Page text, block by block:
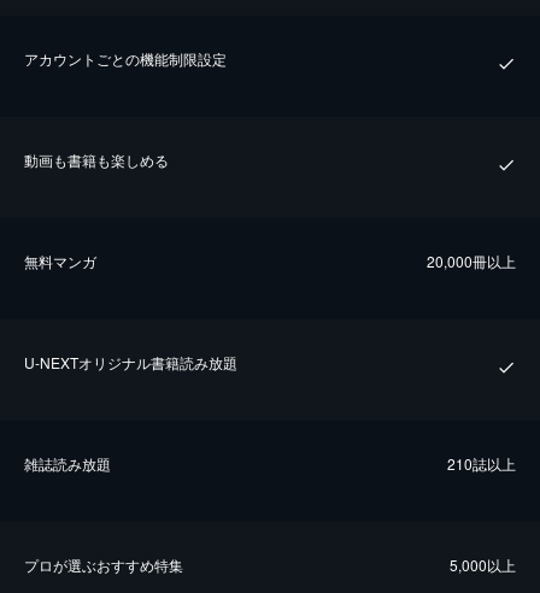
アカウントごとの機能制限設定
動画も書籍も楽しめる
無料マンガ 20,000冊以上
U-NEXTオリジナル書籍読み放題
雑誌読み放題 210誌以上
プロが選ぶおすすめ特集 5,000以上